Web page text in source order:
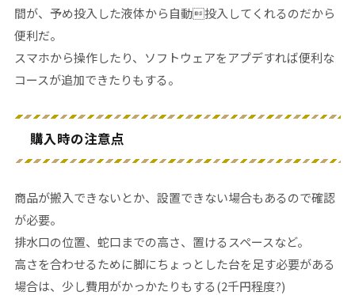
間が、予め投入した液体から自動投入してくれるのだから
便利だ。
スマホから操作したり、ソフトウェアをアプデすれば便利な
コースが追加できたりもする。
購入時の注意点
商品が搬入できないとか、設置できない場合もあるので確認
が必要。
排水口の位置、蛇口までの高さ、置けるスペースなど。
高さを合わせるために脚にちょっとした台を足す必要がある
場合は、少し費用がかっかたりもする(2千円程度?)